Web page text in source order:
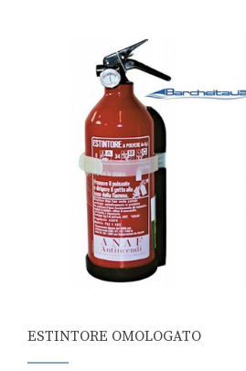
ESTINTORE OMOLOGATO